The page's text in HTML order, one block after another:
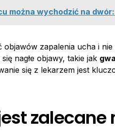
można wychodzić na
objawów zapalenia ucha i
nagłe objawy, takie jak
się z lekarzem jest